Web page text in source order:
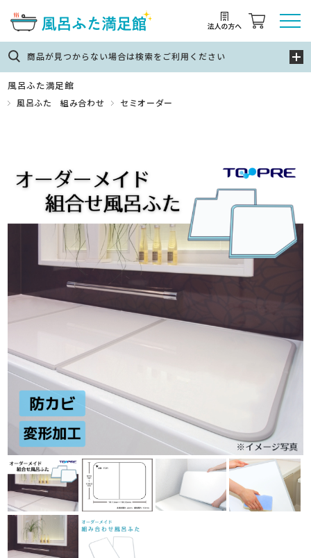
商品が見つからない場合は検索をご利用ください
風呂ふた満足館
風呂ふた 組み合わせ セミオーダー